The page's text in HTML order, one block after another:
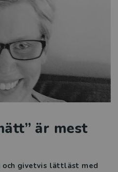
är mest
och givetvis lättläst med